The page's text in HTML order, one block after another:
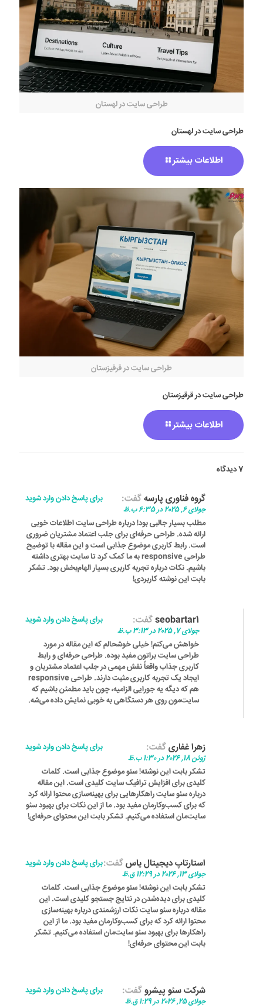
طراحی سایت در لهستان
طراحی سایت در لهستان
اطلاعات بیشتر
طراحی سایت در قرقیزستان
طراحی سایت در قرقیزستان
اطلاعات بیشتر
7 دیدگاه
گروه فناوری پارسهگفت:
جولای 6, 2025 در 6:35 ب.ظ
مطلب بسیار جالبی بود! درباره طراحی سایت اطلاعات خوبی
ارائه شده. طراحی حرفه‌ای برای جلب اعتماد مشتریان ضروری
است. رابط کاربری موضوع جذابی است و این مقاله با توضیح
طراحی responsive به ما کمک کرد تا سایت بهتری داشته
باشیم. نکات درباره تجربه کاربری بسیار الهام‌بخش بود. تشکر
بابت این نوشته کاربردی!
برای پاسخ دادن وارد شوید
seobartar1گفت:
جولای 7, 2025 در 3:13 ب.ظ
خواهش می‌کنم! خیلی خوشحالم که این مقاله در مورد
طراحی سایت براتون مفید بوده. طراحی حرفه‌ای و رابط
کاربری جذاب واقعاً نقش مهمی در جلب اعتماد مشتریان و
ایجاد یک تجربه کاربری مثبت دارند. طراحی responsive
هم که دیگه یه جورایی الزامیه، چون باید مطمئن باشیم که
سایت‌مون روی هر دستگاهی به خوبی نمایش داده می‌شه.
برای پاسخ دادن وارد شوید
زهرا غفاریگفت:
ژوئن 18, 2026 در 1:30 ب.ظ
تشکر بابت این نوشته! سئو موضوع جذابی است. کلمات
کلیدی برای افزایش ترافیک سایت کلیدی است. این مقاله
درباره سئو سایت راهکارهایی برای بهینه‌سازی محتوا ارائه کرد
که برای کسب‌وکارمان مفید بود. ما از این نکات برای بهبود سئو
سایت‌مان استفاده می‌کنیم. تشکر بابت این محتوای حرفه‌ای!
برای پاسخ دادن وارد شوید
استارتاپ دیجیتال یاسگفت:
جولای 13, 2026 در 12:29 ق.ظ
تشکر بابت این نوشته! سئو موضوع جذابی است. کلمات
کلیدی برای دیده‌شدن در نتایج جستجو کلیدی است. این
مقاله درباره سئو سایت نکات ارزشمندی درباره بهینه‌سازی
محتوا ارائه کرد که برای کسب‌وکارمان مفید بود. ما از این
راهکارها برای بهبود سئو سایت‌مان استفاده می‌کنیم. تشکر
بابت این محتوای حرفه‌ای!
برای پاسخ دادن وارد شوید
شرکت سئو پیشروگفت:
جولای 25, 2026 در 1:29 ق.ظ
برای پاسخ دادن وارد شوید